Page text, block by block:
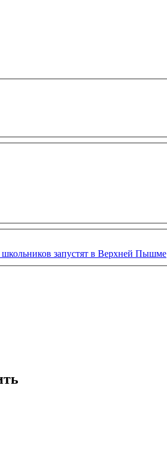
запустят в Верхней Пышме